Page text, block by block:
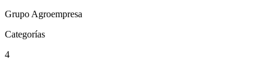
Grupo Agroempresa
Categorías
4